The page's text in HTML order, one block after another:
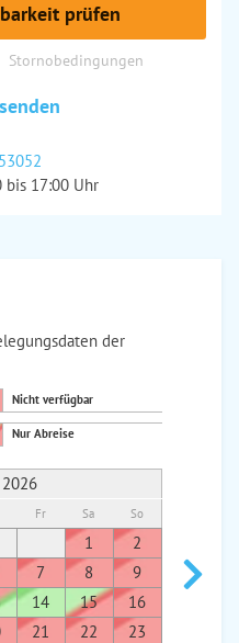
prüfen
Stornobedingungen
bis 17:00 Uhr
der
Nicht verfügbar
Nur Abreise
Fr Sa So
1
2
7 8
9
14 15
16
21 22
23
7